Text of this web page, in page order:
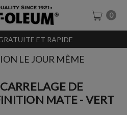
ET RAPIDE
0
À 0,99€
DE
MATE - VERT